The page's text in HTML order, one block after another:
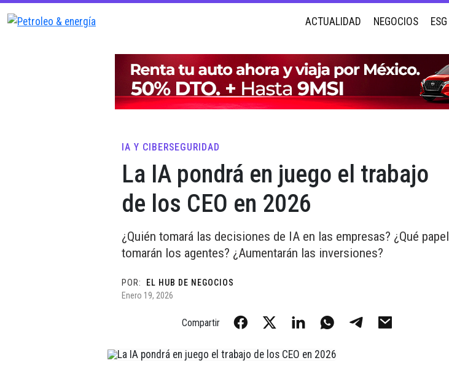
ACTUALIDAD NEGOCIOS ESG
IA Y CIBERSEGURIDAD
La IA pondrá en juego el trabajo
de los CEO en 2026
¿Quién tomará las decisiones de IA en las empresas? ¿Qué papel
tomarán los agentes? ¿Aumentarán las inversiones?
POR:
EL HUB DE NEGOCIOS
Enero 19, 2026
Compartir